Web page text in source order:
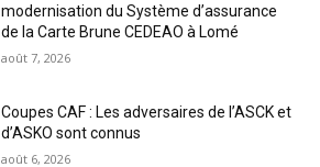
modernisation du Système d’assurance
de la Carte Brune CEDEAO à Lomé
août 7, 2026
Coupes CAF : Les adversaires de l’ASCK et
d’ASKO sont connus
août 6, 2026